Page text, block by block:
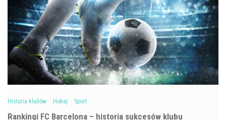
Historia klubów Hokej Sport
Rankingi FC Barcelona – historia sukcesów klubu